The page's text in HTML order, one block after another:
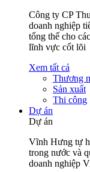
Công ty CP
doanh nghiệp
tổng thể cho
lĩnh vực cốt lõi
Xem tất cả
Thương
Sản xuất
Thi công
Dự án
Dự án
Vĩnh Hưng tự
trong nước và
doanh nghiệp